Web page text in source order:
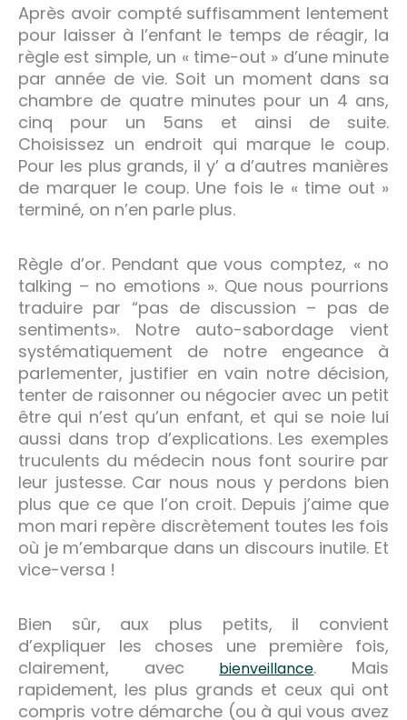
Après avoir compté suffisamment lentement
pour laisser à l’enfant le temps de réagir, la
règle est simple, un « time-out » d’une minute
par année de vie. Soit un moment dans sa
chambre de quatre minutes pour un 4 ans,
cinq pour un 5ans et ainsi de suite.
Choisissez un endroit qui marque le coup.
Pour les plus grands, il y’ a d’autres manières
de marquer le coup. Une fois le « time out »
terminé, on n’en parle plus.
Règle d’or. Pendant que vous comptez, « no
talking – no emotions ». Que nous pourrions
traduire par “pas de discussion – pas de
sentiments». Notre auto-sabordage vient
systématiquement de notre engeance à
parlementer, justifier en vain notre décision,
tenter de raisonner ou négocier avec un petit
être qui n’est qu’un enfant, et qui se noie lui
aussi dans trop d’explications. Les exemples
truculents du médecin nous font sourire par
leur justesse. Car nous nous y perdons bien
plus que ce que l’on croit. Depuis j’aime que
mon mari repère discrètement toutes les fois
où je m’embarque dans un discours inutile. Et
vice-versa !
Bien sûr, aux plus petits, il convient
d’expliquer les choses une première fois,
clairement, avec bienveillance. Mais
rapidement, les plus grands et ceux qui ont
compris votre démarche (ou à qui vous avez